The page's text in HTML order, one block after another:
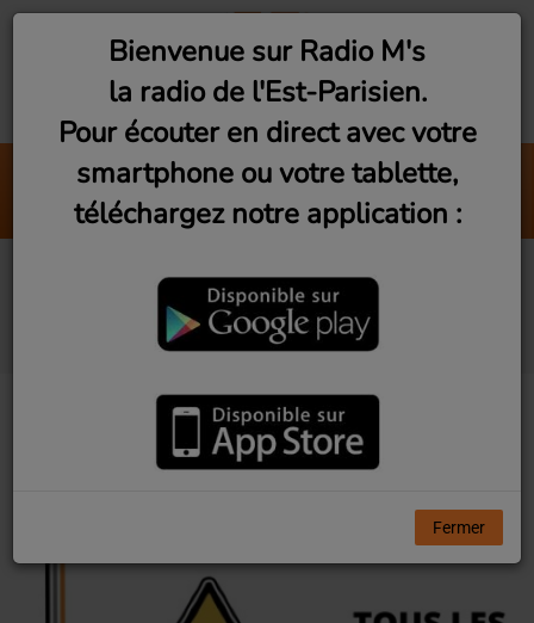
Partir
Solfierno
Les Rencontres du
3ème Geek #7
Bienvenue sur Radio M's
la radio de l'Est-Parisien.
Pour écouter en direct avec votre
smartphone ou votre tablette,
téléchargez notre application :
Fermer